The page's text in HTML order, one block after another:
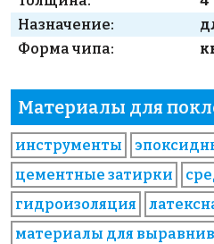
Назначение:
Форма чипа:
Материалы для
инструменты
цементные затирки
гидроизоляция
материалы для